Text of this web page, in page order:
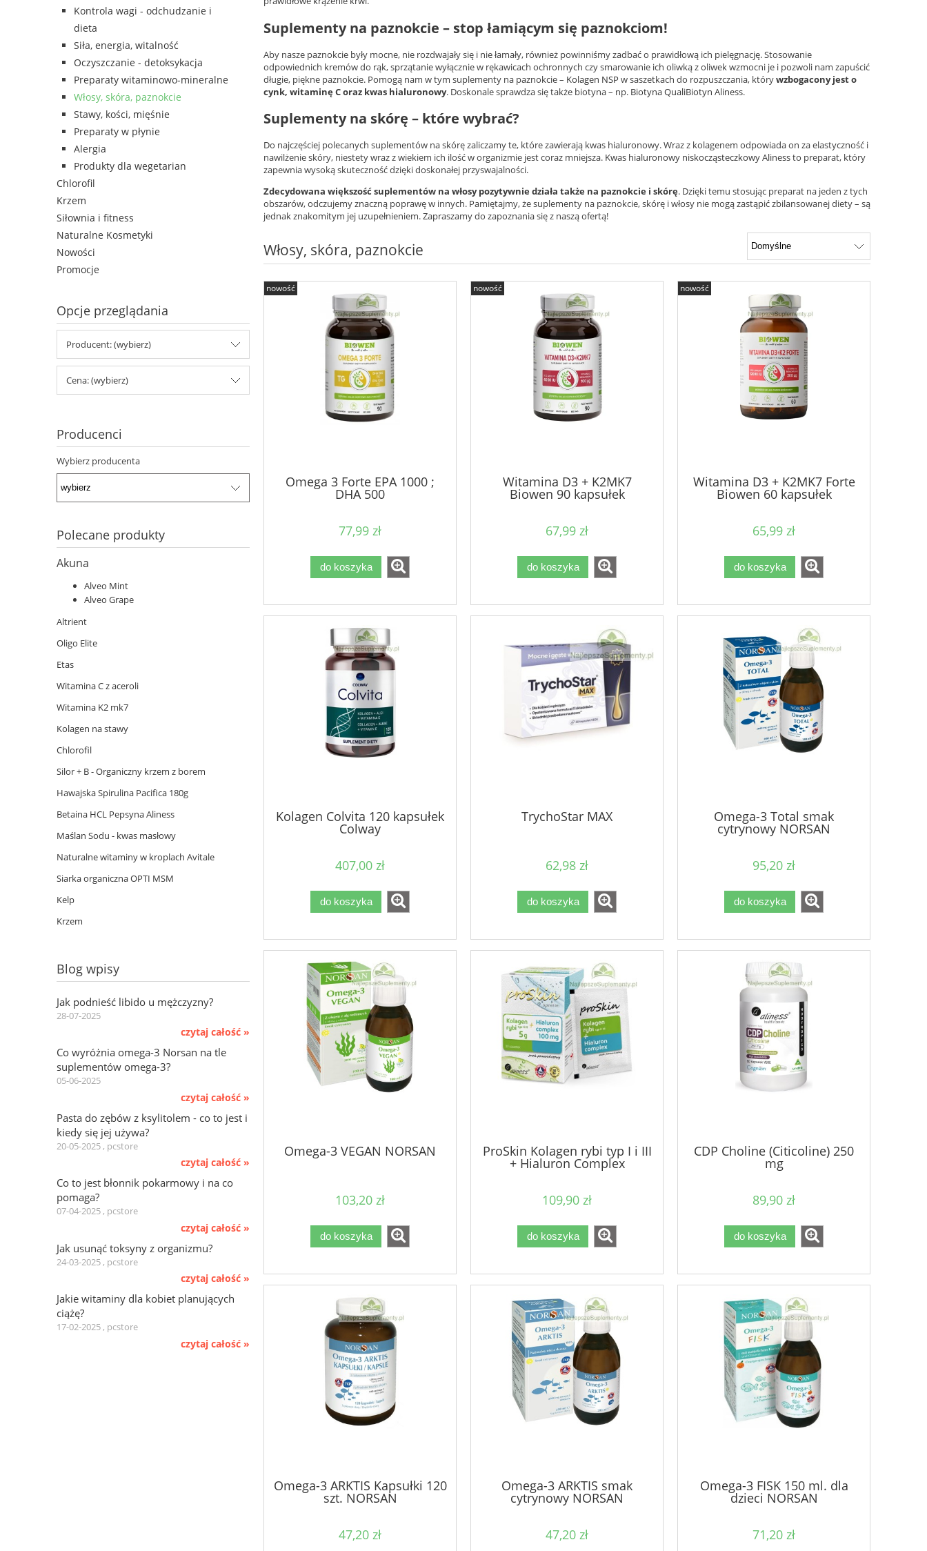
Kontrola wagi - odchudzanie i
dieta
Siła, energia, witalność
Oczyszczanie - detoksykacja
Preparaty witaminowo-mineralne
Włosy, skóra, paznokcie
Stawy, kości, mięśnie
Preparaty w płynie
Alergia
Produkty dla wegetarian
Chlorofil
Krzem
Siłownia i fitness
Naturalne Kosmetyki
Nowości
Promocje
Opcje przeglądania
Producent: (wybierz)
Cena: (wybierz)
Producenci
Wybierz producenta
Polecane produkty
Akuna
Alveo Mint
Alveo Grape
Altrient
Oligo Elite
Etas
Witamina C z aceroli
Witamina K2 mk7
Kolagen na stawy
Chlorofil
Silor + B - Organiczny krzem z borem
Hawajska Spirulina Pacifica 180g
Betaina HCL Pepsyna Aliness
Maślan Sodu - kwas masłowy
Naturalne witaminy w kroplach Avitale
Siarka organiczna OPTI MSM
Kelp
Krzem
Blog wpisy
Jak podnieść libido u mężczyzny?
28-07-2025
czytaj całość »
Co wyróżnia omega-3 Norsan na tle
suplementów omega-3?
05-06-2025
czytaj całość »
Pasta do zębów z ksylitolem - co to jest i
kiedy się jej używa?
20-05-2025 , pcstore
czytaj całość »
Co to jest błonnik pokarmowy i na co
pomaga?
07-04-2025 , pcstore
czytaj całość »
Jak usunąć toksyny z organizmu?
24-03-2025 , pcstore
czytaj całość »
Jakie witaminy dla kobiet planujących
ciążę?
17-02-2025 , pcstore
czytaj całość »
Suplementy na paznokcie – stop łamiącym się paznokciom!
Aby nasze paznokcie były mocne, nie rozdwajały się i nie łamały, również powinniśmy zadbać o prawidłową ich pielęgnację. Stosowanie
odpowiednich kremów do rąk, sprzątanie wyłącznie w rękawicach ochronnych czy smarowanie ich oliwką z oliwek wzmocni je i pozwoli nam zapuścić
długie, piękne paznokcie. Pomogą nam w tym suplementy na paznokcie – Kolagen NSP w saszetkach do rozpuszczania, którywzbogacony jest o
cynk, witaminę C oraz kwas hialuronowy. Doskonale sprawdza się także biotyna – np. Biotyna QualiBiotyn Aliness.
Suplementy na skórę – które wybrać?
Do najczęściej polecanych suplementów na skórę zaliczamy te, które zawierają kwas hialuronowy. Wraz z kolagenem odpowiada on za elastyczność i
nawilżenie skóry, niestety wraz z wiekiem ich ilość w organizmie jest coraz mniejsza. Kwas hialuronowy niskocząsteczkowy Alinessto preparat, który
zapewnia wysoką skuteczność dzięki doskonałej przyswajalności.
Zdecydowana większość suplementów na włosy pozytywnie działa także na paznokcie i skórę. Dzięki temu stosując preparat na jeden z tych
obszarów, odczujemy znaczną poprawę w innych. Pamiętajmy, że suplementy na paznokcie, skórę i włosy nie mogą zastąpić zbilansowanej diety – są
jednak znakomitym jej uzupełnieniem. Zapraszamy do zapoznania się z naszą ofertą!
Włosy, skóra, paznokcie
Omega 3 Forte EPA 1000 ;
DHA 500
77,99 zł
do koszyka
nowość
Witamina D3 + K2MK7
Biowen 90 kapsułek
67,99 zł
do koszyka
nowość
Witamina D3 + K2MK7 Forte
Biowen 60 kapsułek
65,99 zł
do koszyka
nowość
Kolagen Colvita 120 kapsułek
Colway
407,00 zł
do koszyka
TrychoStar MAX
62,98 zł
do koszyka
Omega-3 Total smak
cytrynowy NORSAN
95,20 zł
do koszyka
Omega-3 VEGAN NORSAN
103,20 zł
do koszyka
ProSkin Kolagen rybi typ I i III
+ Hialuron Complex
109,90 zł
do koszyka
CDP Choline (Citicoline) 250
mg
89,90 zł
do koszyka
Omega-3 ARKTIS Kapsułki 120
szt. NORSAN
47,20 zł
Omega-3 ARKTIS smak
cytrynowy NORSAN
47,20 zł
Omega-3 FISK 150 ml. dla
dzieci NORSAN
71,20 zł